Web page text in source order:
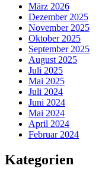
März 2026
Dezember 2025
November 2025
Oktober 2025
September 2025
August 2025
Juli 2025
Mai 2025
Juli 2024
Juni 2024
Mai 2024
April 2024
Februar 2024
Kategorien